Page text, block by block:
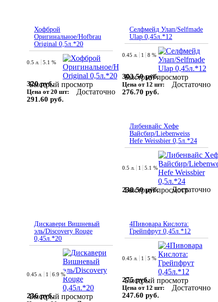
Хофброй
Оригинальное/Hofbrau
Original 0,5л.*20
Быстрый просмотр
0.5 л. 5.1 %
320 руб.
Цена от 20 шт:
291.60 руб.
Достаточно
Селфмейд Улап/Selfmade
Ulap 0,45л.*12
Быстрый просмотр
0.45 л. 1 8 %
303.50 руб.
Цена от 12 шт:
276.70 руб.
Достаточно
Либенвайс Хефе
Вайсбир/Liebenweiss
Hefe Weissbier 0,5л.*24
Быстрый просмотр
0.5 л. 1 5.1 %
238.50 руб. Достаточно
Дискавери Вишневый
эль/Discovery Rouge
0,45л.*20
Быстрый просмотр
0.45 л. 1 6.9 %
236 руб.
4Пивовара Кислота:
Грейпфрут 0,45л.*12
Быстрый просмотр
0.45 л. 1 5 %
275 руб.
Цена от 12 шт:
247.60 руб.
Достаточно